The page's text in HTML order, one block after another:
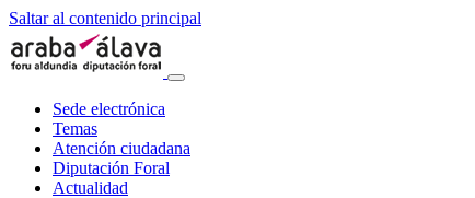
Saltar al contenido principal
Sede electrónica
Temas
Atención ciudadana
Diputación Foral
Actualidad